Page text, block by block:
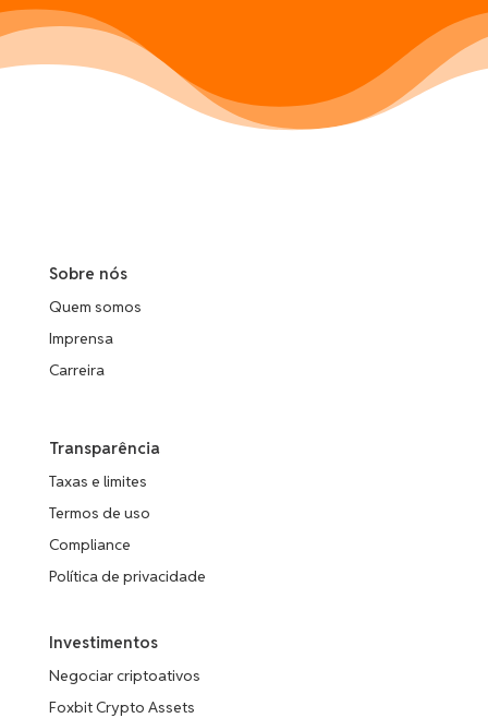
Sobre nós
Quem somos
Imprensa
Carreira
Transparência
Taxas e limites
Termos de uso
Compliance
Política de privacidade
Investimentos
Negociar criptoativos
Foxbit Crypto Assets